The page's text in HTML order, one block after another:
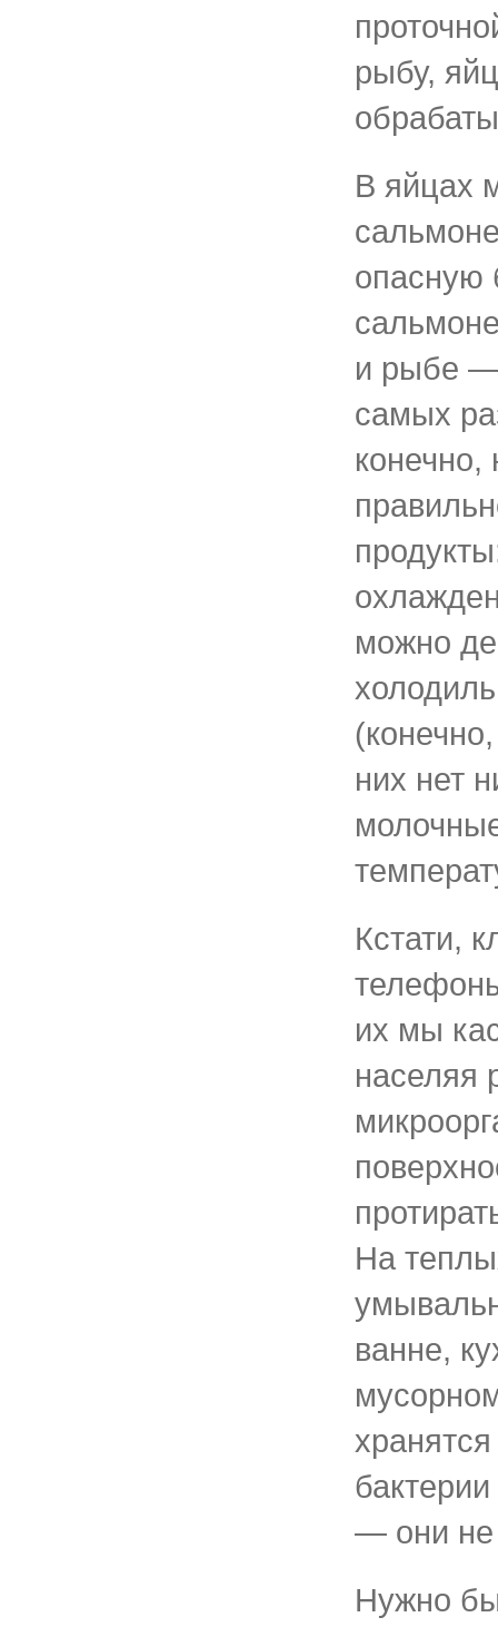
рыбу,
В яйцах
опасную
и рыбе —
самых
конечно,
можно
них нет
Кстати,
их мы
населяя
На
ванне,
— они
Нужно